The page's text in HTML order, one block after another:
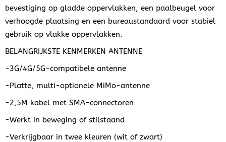
bevestiging op gladde oppervlakken, een paalbeugel voor
verhoogde plaatsing en een bureaustandaard voor stabiel
gebruik op vlakke oppervlakken.
BELANGRIJKSTE KENMERKEN ANTENNE
-3G/4G/5G-compatibele antenne
-Platte, multi-optionele MiMo-antenne
-2,5M kabel met SMA-connectoren
-Werkt in beweging of stilstaand
-Verkrijgbaar in twee kleuren (wit of zwart)